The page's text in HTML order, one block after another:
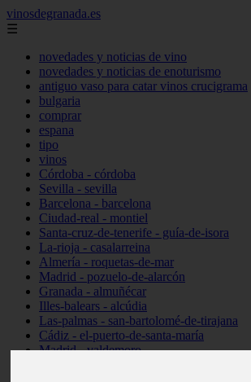
vinosdegranada.es
☰
novedades y noticias de vino
novedades y noticias de enoturismo
antiguo vaso para catar vinos crucigrama
bulgaria
comprar
espana
tipo
vinos
Córdoba - córdoba
Sevilla - sevilla
Barcelona - barcelona
Ciudad-real - montiel
Santa-cruz-de-tenerife - guía-de-isora
La-rioja - casalarreina
Almería - roquetas-de-mar
Madrid - pozuelo-de-alarcón
Granada - almuñécar
Illes-balears - alcúdia
Las-palmas - san-bartolomé-de-tirajana
Cádiz - el-puerto-de-santa-maría
Madrid - valdemoro